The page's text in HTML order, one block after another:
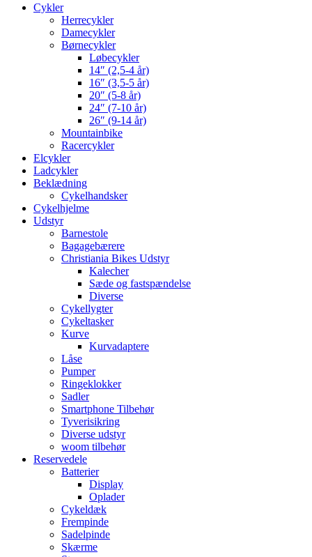
Cykler
Herrecykler
Damecykler
Børnecykler
Løbecykler
14″ (2,5-4 år)
16″ (3,5-5 år)
20″ (5-8 år)
24″ (7-10 år)
26″ (9-14 år)
Mountainbike
Racercykler
Elcykler
Ladcykler
Beklædning
Cykelhandsker
Cykelhjelme
Udstyr
Barnestole
Bagagebærere
Christiania Bikes Udstyr
Kalecher
Sæde og fastspændelse
Diverse
Cykellygter
Cykeltasker
Kurve
Kurvadaptere
Låse
Pumper
Ringeklokker
Sadler
Smartphone Tilbehør
Tyverisikring
Diverse udstyr
woom tilbehør
Reservedele
Batterier
Display
Oplader
Cykeldæk
Frempinde
Sadelpinde
Skærme